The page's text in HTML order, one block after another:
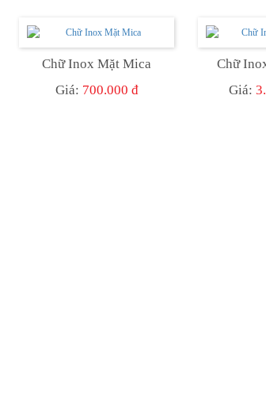
Chữ Inox Mặt Mica
Giá: 700.000 đ
Chữ
Giá: